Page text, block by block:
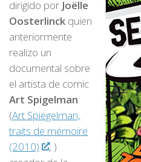
dirigido por Joëlle
Oosterlinck quien
anteriormente
realizo un
documental sobre
el artista de comic
Art Spigelman
(Art Spiegelman,
traits de mémoire
(2010)
, )